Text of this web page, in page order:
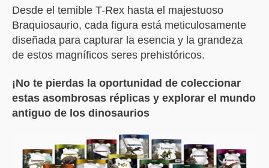
Desde el temible T-Rex hasta el majestuoso
Braquiosaurio, cada figura está meticulosamente
diseñada para capturar la esencia y la grandeza
de estos magníficos seres prehistóricos.
¡No te pierdas la oportunidad de coleccionar
estas asombrosas réplicas y explorar el mundo
antiguo de los dinosaurios